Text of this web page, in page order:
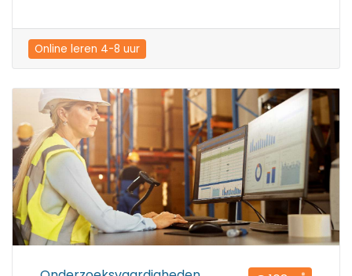
Online leren 4-8 uur